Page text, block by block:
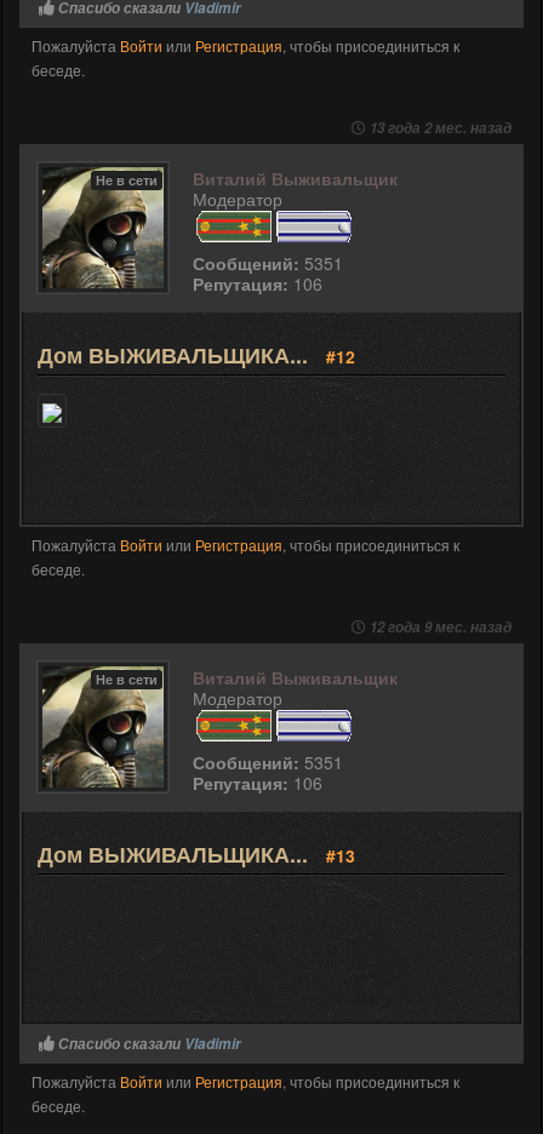
Спасибо сказали Vladimir
Пожалуйста Войти или Регистрация, чтобы присоединиться к
беседе.
13 года 2 мес. назад
Не в сети
Виталий Выживальщик
Модератор
Сообщений: 5351
Репутация: 106
Дом ВЫЖИВАЛЬЩИКА... #12
Пожалуйста Войти или Регистрация, чтобы присоединиться к
беседе.
12 года 9 мес. назад
Не в сети
Виталий Выживальщик
Модератор
Сообщений: 5351
Репутация: 106
Дом ВЫЖИВАЛЬЩИКА... #13
Спасибо сказали Vladimir
Пожалуйста Войти или Регистрация, чтобы присоединиться к
беседе.